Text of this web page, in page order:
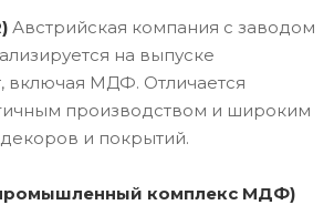
Австрийская компания с заводом
на выпуске
включая МДФ. Отличается
производством и широким
и покрытий.
комплекс МДФ)